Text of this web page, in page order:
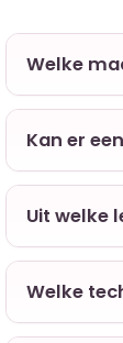
Welke
Kan er
Uit welke
Welke